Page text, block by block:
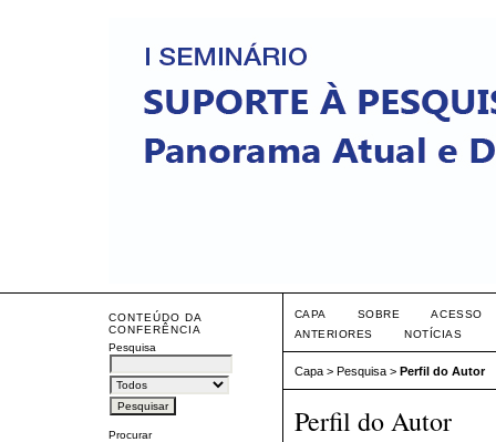
CONTEÚDO DA
CONFERÊNCIA
Pesquisa
Procurar
CAPA SOBRE
ACESSO
ANTERIORES
NOTÍCIAS
Capa> Pesquisa> Perfil do Autor
Perfil do Autor